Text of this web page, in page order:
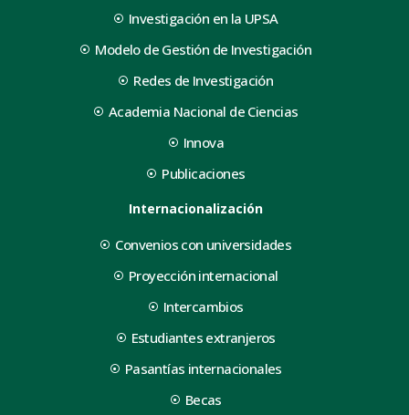
Investigación en la UPSA
Modelo de Gestión de Investigación
Redes de Investigación
Academia Nacional de Ciencias
Innova
Publicaciones
Internacionalización
Convenios con universidades
Proyección internacional
Intercambios
Estudiantes extranjeros
Pasantías internacionales
Becas